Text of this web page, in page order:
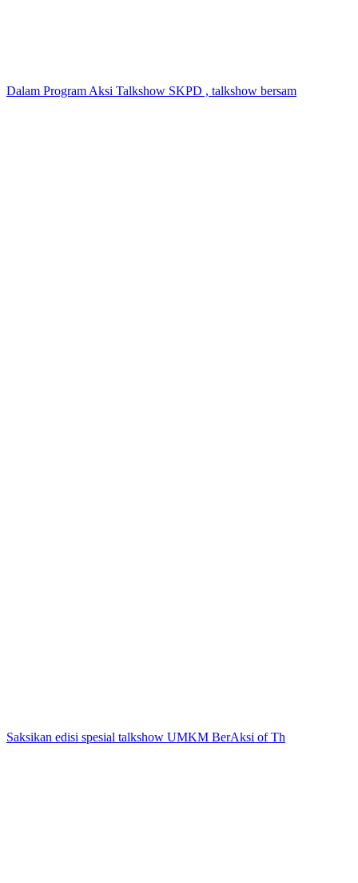
Dalam Program Aksi Talkshow SKPD , talkshow bersam
Saksikan edisi spesial talkshow UMKM BerAksi of Th